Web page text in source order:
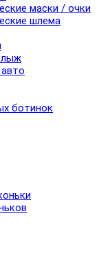
маски / очки
шлема
лыж
ботинок